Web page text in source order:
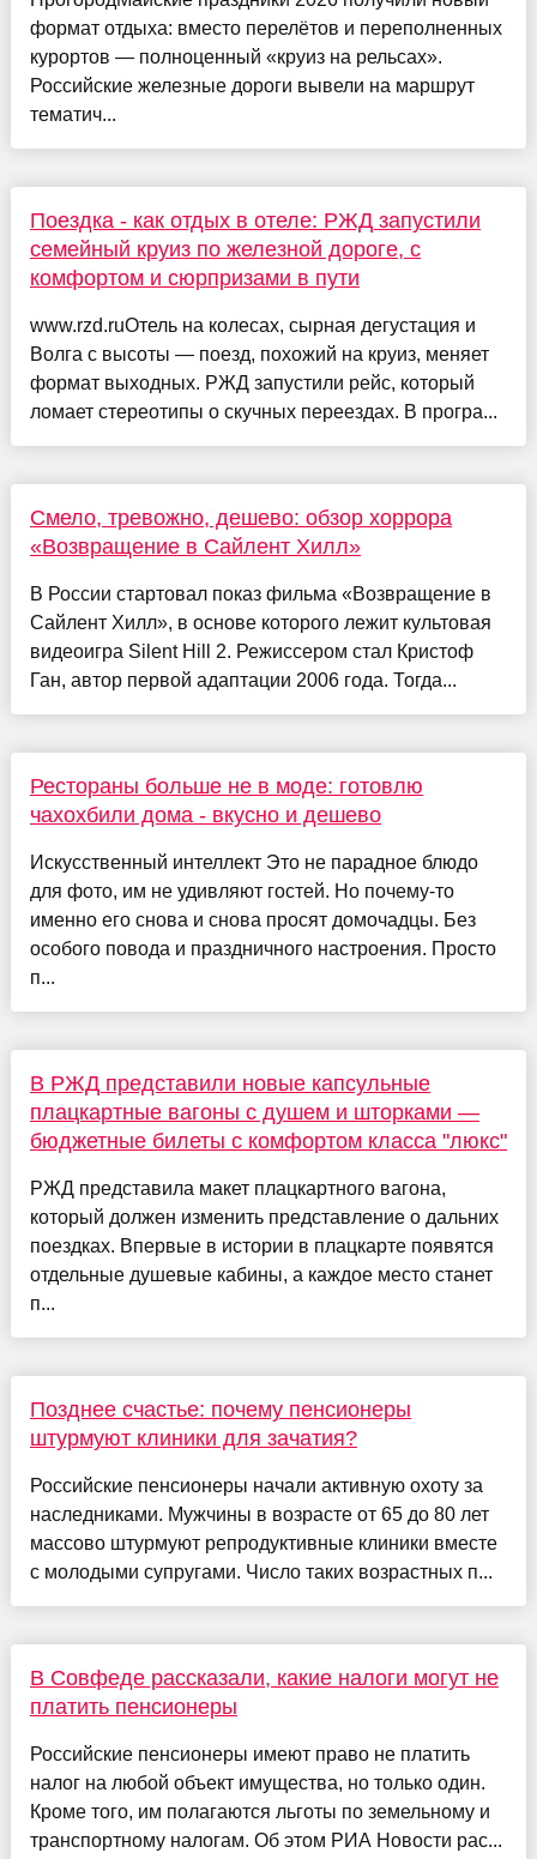
формат отдыха: вместо перелётов и переполненных
курортов — полноценный «круиз на рельсах».
Российские железные дороги вывели на маршрут
тематич...
Поездка - как отдых в отеле: РЖД запустили
семейный круиз по железной дороге, с
комфортом и сюрпризами в пути
www.rzd.ruОтель на колесах, сырная дегустация и
Волга с высоты — поезд, похожий на круиз, меняет
формат выходных. РЖД запустили рейс, который
ломает стереотипы о скучных переездах. В програ...
Смело, тревожно, дешево: обзор хоррора
«Возвращение в Сайлент Хилл»
В России стартовал показ фильма «Возвращение в
Сайлент Хилл», в основе которого лежит культовая
видеоигра Silent Hill 2. Режиссером стал Кристоф
Ган, автор первой адаптации 2006 года. Тогда...
Рестораны больше не в моде: готовлю
чахохбили дома - вкусно и дешево
Искусственный интеллект Это не парадное блюдо
для фото, им не удивляют гостей. Но почему-то
именно его снова и снова просят домочадцы. Без
особого повода и праздничного настроения. Просто
п...
В РЖД представили новые капсульные
плацкартные вагоны с душем и шторками —
бюджетные билеты с комфортом класса "люкс"
РЖД представила макет плацкартного вагона,
который должен изменить представление о дальних
поездках. Впервые в истории в плацкарте появятся
отдельные душевые кабины, а каждое место станет
п...
Позднее счастье: почему пенсионеры
штурмуют клиники для зачатия?
Российские пенсионеры начали активную охоту за
наследниками. Мужчины в возрасте от 65 до 80 лет
массово штурмуют репродуктивные клиники вместе
с молодыми супругами. Число таких возрастных п...
В Совфеде рассказали, какие налоги могут не
платить пенсионеры
Российские пенсионеры имеют право не платить
налог на любой объект имущества, но только один.
Кроме того, им полагаются льготы по земельному и
транспортному налогам. Об этом РИА Новости рас...